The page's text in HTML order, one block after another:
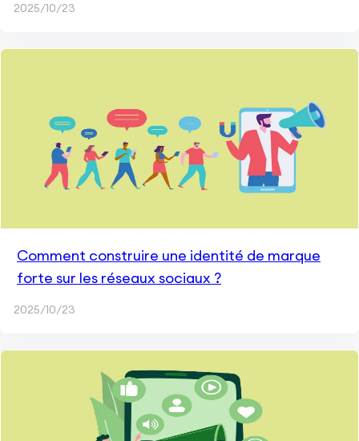
2025/10/23
Comment construire une identité de marque
forte sur les réseaux sociaux ?
2025/10/23